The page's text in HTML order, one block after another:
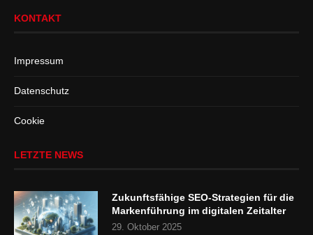
KONTAKT
Impressum
Datenschutz
Cookie
LETZTE NEWS
Zukunftsfähige SEO-Strategien für die
Markenführung im digitalen Zeitalter
29. Oktober 2025